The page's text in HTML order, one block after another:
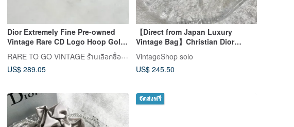
Dior Extremely Fine Pre-owned
Vintage Rare CD Logo Hoop Gold
Clip-on Earrings - Valentine's Day
Gift with Velvet Jewelry Box
RARE TO GO VINTAGE ร้านเลือกซื้อสินค้าแบบวินเทจ
US$ 289.05
【Direct from Japan Luxury
Vintage Bag】Christian Dior
Christian Dior Earrings Silver CD
Logo Rhinestones Vintage biaucg
VintageShop solo
US$ 245.50
จัดส่งฟรี